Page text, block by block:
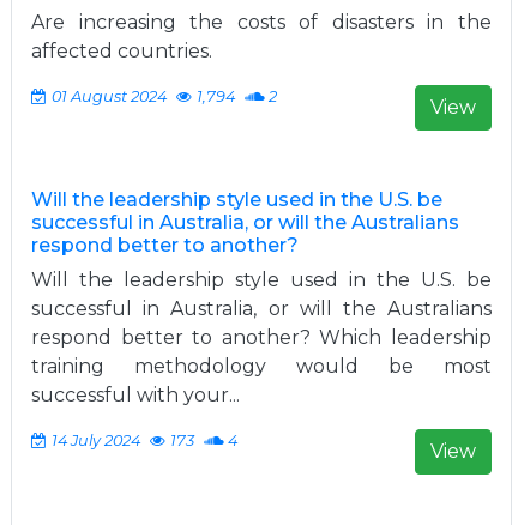
Are increasing the costs of disasters in the
affected countries.
01 August 2024 1,794 2 View
Will the leadership style used in the U.S. be
successful in Australia, or will the Australians
respond better to another?
Will the leadership style used in the U.S. be
successful in Australia, or will the Australians
respond better to another? Which leadership
training methodology would be most
successful with your...
14 July 2024 173 4 View